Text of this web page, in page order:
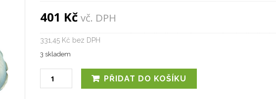
401 Kč vč. DPH
331,45 Kč bez DPH
3 skladem
PŘIDAT DO KOŠÍKU